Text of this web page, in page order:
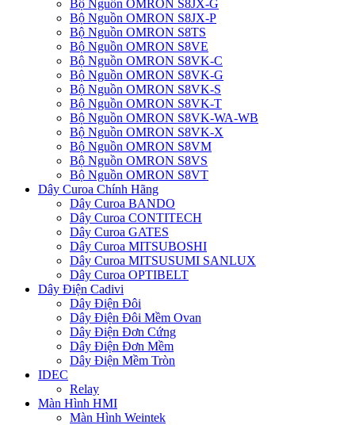
Bộ Nguồn OMRON S8JX-G
Bộ Nguồn OMRON S8JX-P
Bộ Nguồn OMRON S8TS
Bộ Nguồn OMRON S8VE
Bộ Nguồn OMRON S8VK-C
Bộ Nguồn OMRON S8VK-G
Bộ Nguồn OMRON S8VK-S
Bộ Nguồn OMRON S8VK-T
Bộ Nguồn OMRON S8VK-WA-WB
Bộ Nguồn OMRON S8VK-X
Bộ Nguồn OMRON S8VM
Bộ Nguồn OMRON S8VS
Bộ Nguồn OMRON S8VT
Dây Curoa Chính Hãng
Dây Curoa BANDO
Dây Curoa CONTITECH
Dây Curoa GATES
Dây Curoa MITSUBOSHI
Dây Curoa MITSUSUMI SANLUX
Dây Curoa OPTIBELT
Dây Điện Cadivi
Dây Điện Đôi
Dây Điện Đôi Mềm Ovan
Dây Điện Đơn Cứng
Dây Điện Đơn Mềm
Dây Điện Mềm Tròn
IDEC
Relay
Màn Hình HMI
Màn Hình Weintek